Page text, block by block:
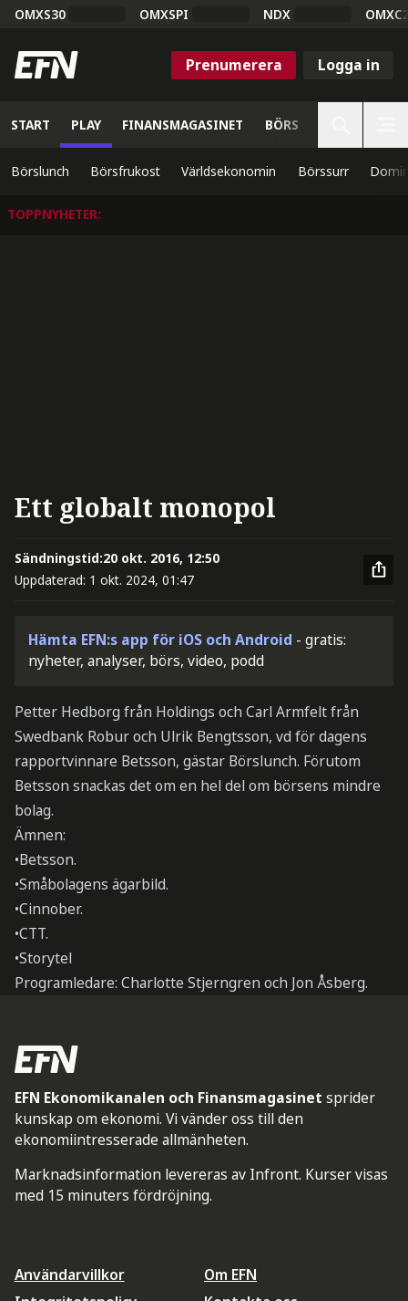
OMXS30 OMXSPI NDX
Prenumerera Logga in
START PLAY FINANSMAGASINET BÖRS
Börslunch Börsfrukost Världsekonomin Börssurr
TOPPNYHETER:
Ett globalt monopol
Sändningstid:20 okt. 2016, 12:50
Uppdaterad: 1 okt. 2024, 01:47
Hämta EFN:s app för iOS och Android - gratis:
nyheter, analyser, börs, video, podd
Petter Hedborg från Holdings och Carl Armfelt från
Swedbank Robur och Ulrik Bengtsson, vd för dagens
rapportvinnare Betsson, gästar Börslunch. Förutom
Betsson snackas det om en hel del om börsens mindre
bolag.
Ämnen:
•Betsson.
•Småbolagens ägarbild.
•Cinnober.
•CTT.
•Storytel
Programledare: Charlotte Stjerngren och Jon Åsberg.
EFN Ekonomikanalen och Finansmagasinet sprider
kunskap om ekonomi. Vi vänder oss till den
ekonomiintresserade allmänheten.
Marknadsinformation levereras av Infront. Kurser visas
med 15 minuters fördröjning.
Användarvillkor
Om EFN